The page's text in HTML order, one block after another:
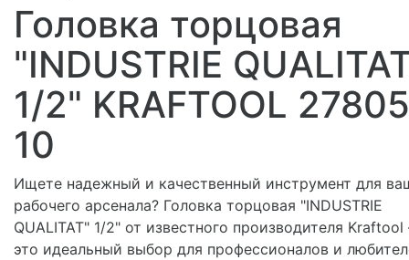
Головка торцовая
"INDUSTRIE
1/2" KRAFTOOL
10
Ищете надежный и качественный инструмент для
рабочего арсенала? Головка торцовая "INDUSTRIE
QUALITAT" 1/2" от известного производителя Kraftool
это идеальный выбор для профессионалов и